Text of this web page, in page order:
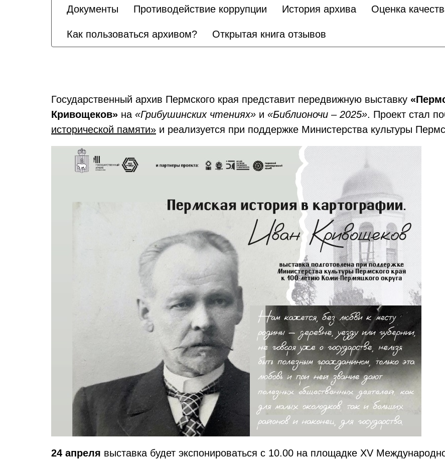
Документы Противодействие коррупции История архива Оценка
Как пользоваться архивом? Открытая книга отзывов
Государственный архив Пермского края представит передвижную выставку
Кривощеков» на «Грибушинских чтениях» и «Библионочи – 2025». Проект стал
исторической памяти» и реализуется при поддержке Министерства культуры
24 апреля выставка будет экспонироваться с 10.00 на площадке XV